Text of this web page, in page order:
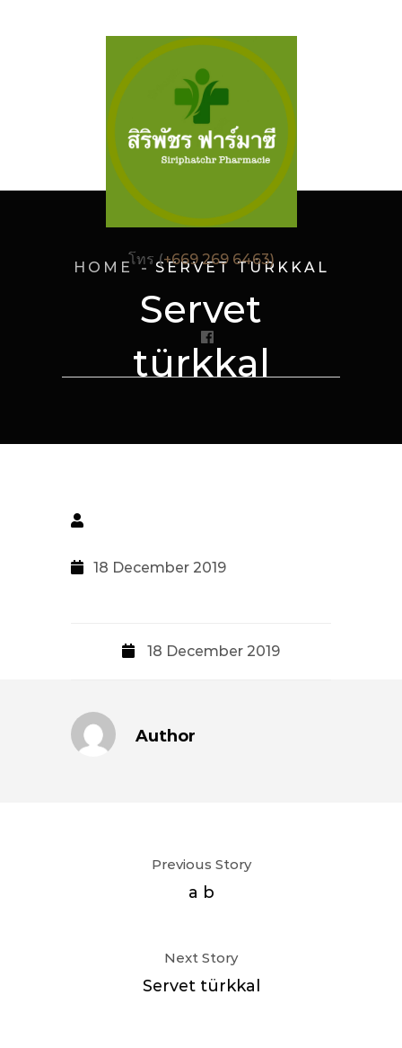
โทร (+669 269 6463)
Servet
türkkal
HOME SERVET TÜRKKAL
18 December 2019
18 December 2019
Author
Previous Story
a b
Next Story
Servet türkkal